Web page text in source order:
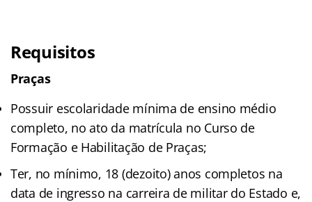
Requisitos
Praças
Possuir escolaridade mínima de ensino médio
completo, no ato da matrícula no Curso de
Formação e Habilitação de Praças;
Ter, no mínimo, 18 (dezoito) anos completos na
data de ingresso na carreira de militar do Estado e,